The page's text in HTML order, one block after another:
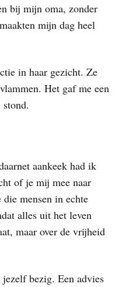
bij mijn oma, zonder
mijn dag heel
in haar gezicht. Ze
Het gaf me een
aankeek had ik
of je mij mee naar
mensen in echte
alles uit het leven
maar over de vrijheid
bezig. Een advies